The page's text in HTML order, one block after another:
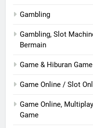
Gambling
Gambling, Slot
Bermain
Game & Hiburan
Game Online / Slot
Game Online,
Game